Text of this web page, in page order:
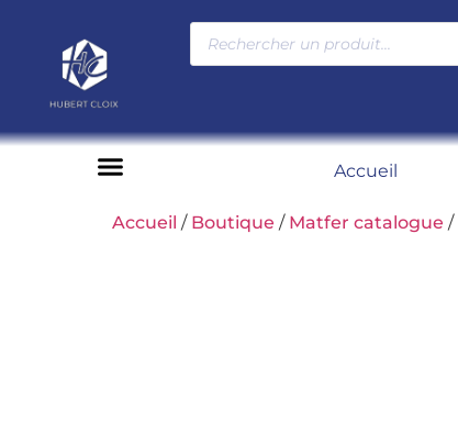
Accueil
Accueil / Boutique / Matfer catalogue /